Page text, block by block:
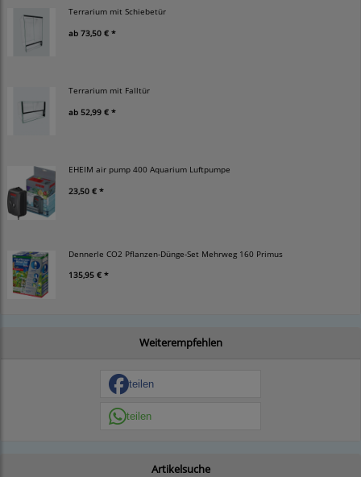
Terrarium mit Schiebetür
ab 73,50 € *
Terrarium mit Falltür
ab 52,99 € *
EHEIM air pump 400 Aquarium Luftpumpe
23,50 € *
Dennerle CO2 Pflanzen-Dünge-Set Mehrweg 160 Primus
135,95 € *
Weiterempfehlen
teilen
teilen
Artikelsuche